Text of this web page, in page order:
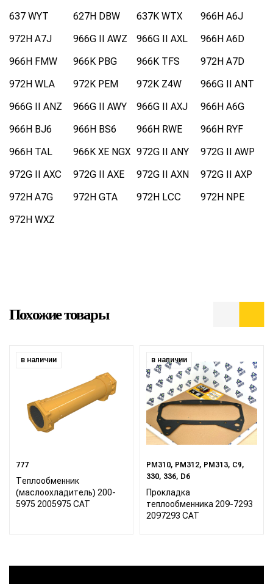
637 WYT
627H DBW 637K WTX
966H A6J
972H A7J
966G II AWZ 966G II AXL
966H A6D
966H FMW
966K PBG 966K TFS
972H A7D
972H WLA
972K PEM 972K Z4W
966G II ANT
966G II ANZ
966G II AWY 966G II AXJ
966H A6G
966H BJ6
966H BS6 966H RWE
966H RYF
966H TAL
966K XE NGX 972G II ANY
972G II AWP
972G II AXC
972G II AXE 972G II AXN
972G II AXP
972H A7G
972H GTA 972H LCC
972H NPE
972H WXZ
Похожие товары
в наличии
777
Теплообменник
(маслоохладитель) 200-
5975 2005975 CAT
в наличии
PM310, PM312, PM313, C9,
330, 336, D6
Прокладка
теплообменника 209-7293
2097293 CAT